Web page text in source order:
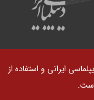
ایرانی و استفاده از
است.